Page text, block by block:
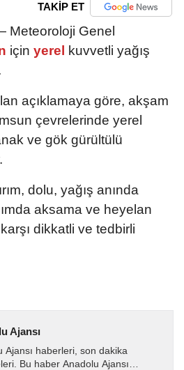
TAKİP ET
Meteoroloji Genel
için yerel kuvvetli yağış
açıklamaya göre, akşam
çevrelerinde yerel
ve gök gürültülü
dolu, yağış anında
aksama ve heyelan
dikkatli ve tedbirli
Ajansı
Ajansı haberleri, son dakika
Bu haber Anadolu Ajansı